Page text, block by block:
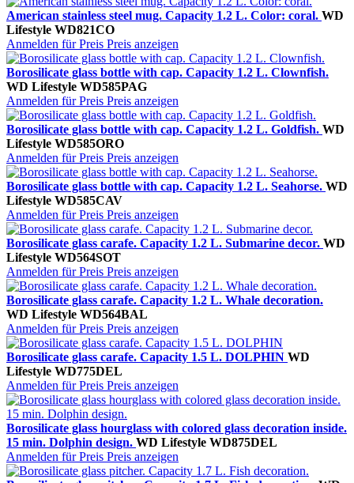
American stainless steel mug. Capacity 1.2 L. Color: coral. WD
Lifestyle WD821CO
Anmelden für Preis Preis anzeigen
Borosilicate glass bottle with cap. Capacity 1.2 L. Clownfish.
WD Lifestyle WD585PAG
Anmelden für Preis Preis anzeigen
Borosilicate glass bottle with cap. Capacity 1.2 L. Goldfish. WD
Lifestyle WD585ORO
Anmelden für Preis Preis anzeigen
Borosilicate glass bottle with cap. Capacity 1.2 L. Seahorse. WD
Lifestyle WD585CAV
Anmelden für Preis Preis anzeigen
Borosilicate glass carafe. Capacity 1.2 L. Submarine decor. WD
Lifestyle WD564SOT
Anmelden für Preis Preis anzeigen
Borosilicate glass carafe. Capacity 1.2 L. Whale decoration.
WD Lifestyle WD564BAL
Anmelden für Preis Preis anzeigen
Borosilicate glass carafe. Capacity 1.5 L. DOLPHIN WD
Lifestyle WD775DEL
Anmelden für Preis Preis anzeigen
Borosilicate glass hourglass with colored glass decoration inside.
15 min. Dolphin design. WD Lifestyle WD875DEL
Anmelden für Preis Preis anzeigen